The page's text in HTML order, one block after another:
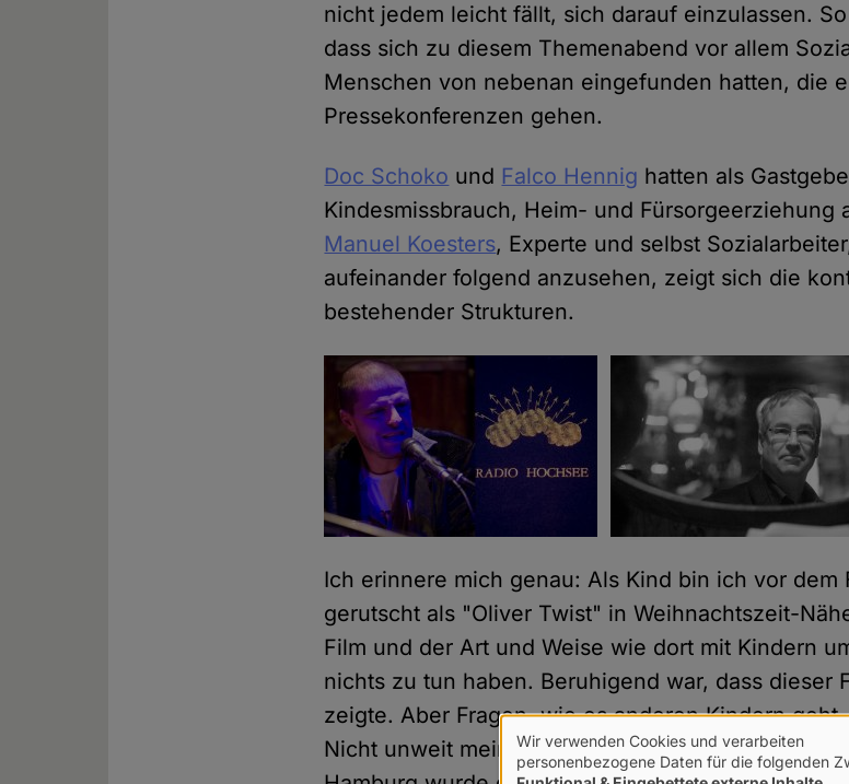
nicht jedem leicht fällt, sich darauf einzulassen.
dass sich zu diesem Themenabend vor allem
Menschen von nebenan eingefunden hatten, die
Pressekonferenzen gehen.
Doc Schoko und Falco Hennig hatten als
Kindesmissbrauch, Heim- und
Manuel Koesters, Experte und selbst
aufeinander folgend anzusehen, zeigt sich die
bestehender Strukturen.
Ich erinnere mich genau: Als Kind bin ich vor dem
gerutscht als "Oliver Twist" in Weihnachtszeit-
Film und der Art und Weise wie dort mit Kindern
nichts zu tun haben. Beruhigend war, dass dieser
zeigte. Aber Fragen, wie es anderen Kindern
Nicht unweit meines Elternhauses auf einem
Verwendung
Wir verwenden Cookies und verarbeiten
personenbezogene Daten für die folgenden